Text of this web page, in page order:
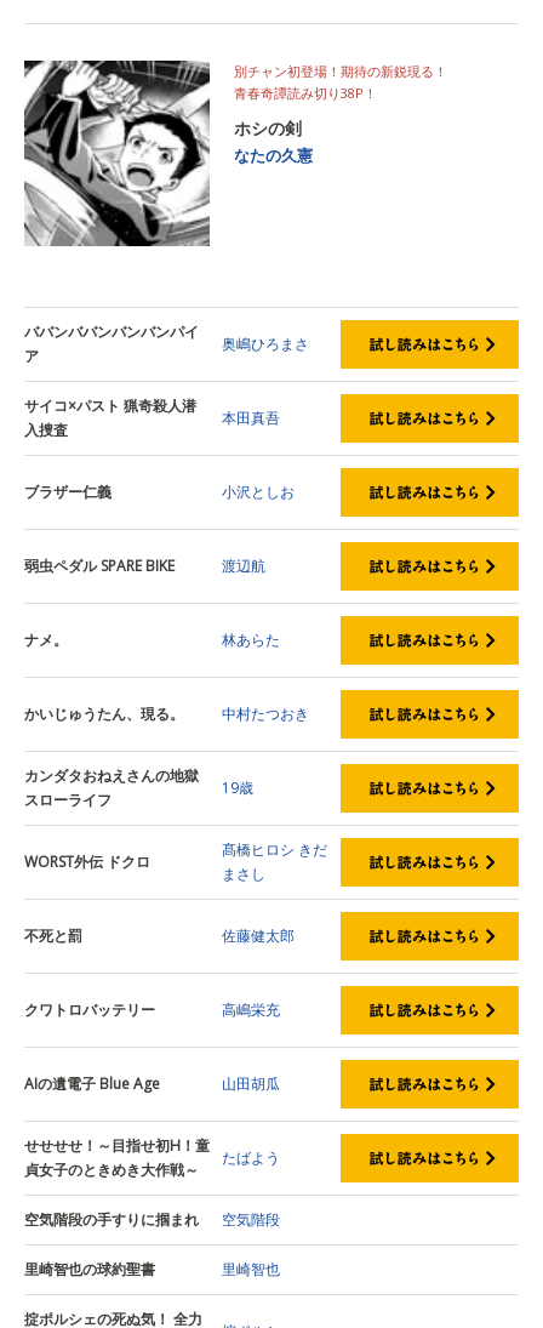
別チャン初登場！期待の新鋭現る！
青春奇譚読み切り38P！
ホシの剣
なたの久憲
ババンババンバンバンパイ
ア
奥嶋ひろまさ
サイコ×パスト 猟奇殺人潜
入捜査
本田真吾
ブラザー仁義 小沢としお
弱虫ペダル SPARE BIKE 渡辺航
ナメ。 林あらた
かいじゅうたん、現る。 中村たつおき
カンダタおねえさんの地獄
スローライフ
19歳
WORST外伝 ドクロ
髙橋ヒロシ きだ
まさし
不死と罰 佐藤健太郎
クワトロバッテリー 高嶋栄充
AIの遺電子 Blue Age 山田胡瓜
せせせせ！～目指せ初H！童
貞女子のときめき大作戦～
たばよう
空気階段の手すりに掴まれ 空気階段
里崎智也の球約聖書 里崎智也
掟ポルシェの死ぬ気！ 全力